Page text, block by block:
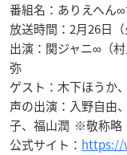
番組名：ありえへん
放送時間：2月26日
出演：関ジャニ∞（
弥
ゲスト：木下ほうか
声の出演：入野自由
子、福山潤 ※敬称略
公式サイト： https://